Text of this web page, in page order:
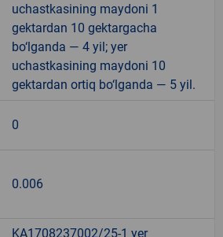
uchastkasining maydoni 1
gektardan 10 gektargacha
bo‘lganda — 4 yil; yer
uchastkasining maydoni 10
gektardan ortiq bo‘lganda — 5 yil.
0
0.006
KA1708237002/25-1 yer